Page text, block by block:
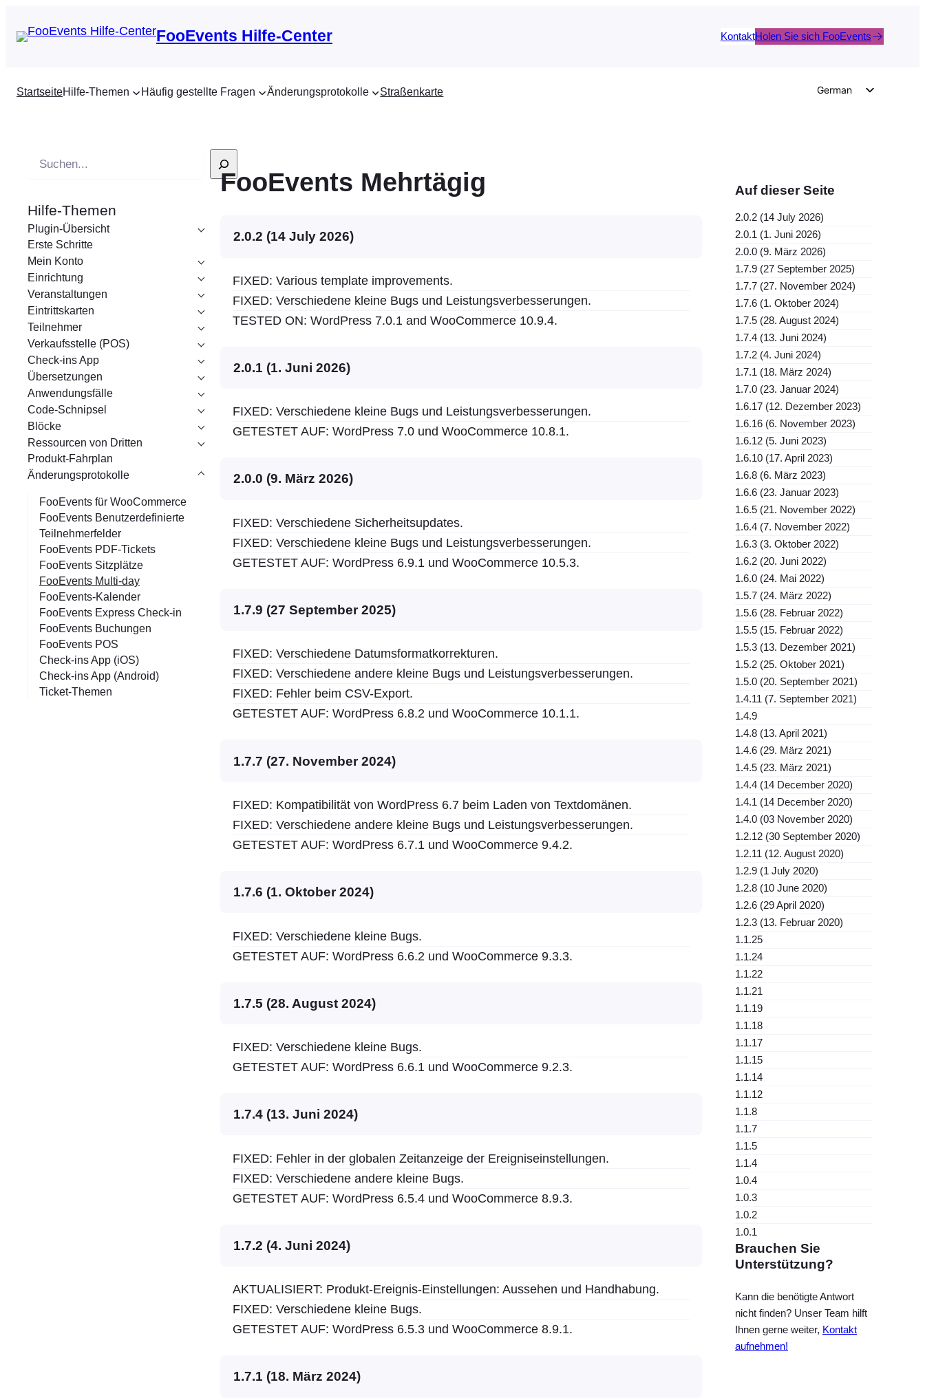
FooEvents Hilfe-Center KontaktHolen Sie sich FooEvents
StartseiteHilfe-Themen Häufig gestellte Fragen Änderungsprotokolle Straßenkarte
German
French
Polish
Czech
h
e
Hilfe-Themen
Plugin-Übersicht
Erste Schritte
Mein Konto
Einrichtung
Veranstaltungen
Eintrittskarten
Teilnehmer
Verkaufsstelle (POS)
Check-ins App
Übersetzungen
Anwendungsfälle
Code-Schnipsel
Blöcke
Ressourcen von Dritten
Produkt-Fahrplan
Änderungsprotokolle
FooEvents für WooCommerce
FooEvents Benutzerdefinierte
Teilnehmerfelder
FooEvents PDF-Tickets
FooEvents Sitzplätze
FooEvents Multi-day
FooEvents-Kalender
FooEvents Express Check-in
FooEvents Buchungen
FooEvents POS
Check-ins App (iOS)
Check-ins App (Android)
Ticket-Themen
FooEvents Mehrtägig
2.0.2 (14 July 2026)
FIXED: Various template improvements.
FIXED: Verschiedene kleine Bugs und Leistungsverbesserungen.
TESTED ON: WordPress 7.0.1 and WooCommerce 10.9.4.
2.0.1 (1. Juni 2026)
FIXED: Verschiedene kleine Bugs und Leistungsverbesserungen.
GETESTET AUF: WordPress 7.0 und WooCommerce 10.8.1.
2.0.0 (9. März 2026)
FIXED: Verschiedene Sicherheitsupdates.
FIXED: Verschiedene kleine Bugs und Leistungsverbesserungen.
GETESTET AUF: WordPress 6.9.1 und WooCommerce 10.5.3.
1.7.9 (27 September 2025)
FIXED: Verschiedene Datumsformatkorrekturen.
FIXED: Verschiedene andere kleine Bugs und Leistungsverbesserungen.
FIXED: Fehler beim CSV-Export.
GETESTET AUF: WordPress 6.8.2 und WooCommerce 10.1.1.
1.7.7 (27. November 2024)
FIXED: Kompatibilität von WordPress 6.7 beim Laden von Textdomänen.
FIXED: Verschiedene andere kleine Bugs und Leistungsverbesserungen.
GETESTET AUF: WordPress 6.7.1 und WooCommerce 9.4.2.
1.7.6 (1. Oktober 2024)
FIXED: Verschiedene kleine Bugs.
GETESTET AUF: WordPress 6.6.2 und WooCommerce 9.3.3.
1.7.5 (28. August 2024)
FIXED: Verschiedene kleine Bugs.
GETESTET AUF: WordPress 6.6.1 und WooCommerce 9.2.3.
1.7.4 (13. Juni 2024)
FIXED: Fehler in der globalen Zeitanzeige der Ereigniseinstellungen.
FIXED: Verschiedene andere kleine Bugs.
GETESTET AUF: WordPress 6.5.4 und WooCommerce 8.9.3.
1.7.2 (4. Juni 2024)
AKTUALISIERT: Produkt-Ereignis-Einstellungen: Aussehen und Handhabung.
FIXED: Verschiedene kleine Bugs.
GETESTET AUF: WordPress 6.5.3 und WooCommerce 8.9.1.
1.7.1 (18. März 2024)
Auf dieser Seite
2.0.2 (14 July 2026)
2.0.1 (1. Juni 2026)
2.0.0 (9. März 2026)
1.7.9 (27 September 2025)
1.7.7 (27. November 2024)
1.7.6 (1. Oktober 2024)
1.7.5 (28. August 2024)
1.7.4 (13. Juni 2024)
1.7.2 (4. Juni 2024)
1.7.1 (18. März 2024)
1.7.0 (23. Januar 2024)
1.6.17 (12. Dezember 2023)
1.6.16 (6. November 2023)
1.6.12 (5. Juni 2023)
1.6.10 (17. April 2023)
1.6.8 (6. März 2023)
1.6.6 (23. Januar 2023)
1.6.5 (21. November 2022)
1.6.4 (7. November 2022)
1.6.3 (3. Oktober 2022)
1.6.2 (20. Juni 2022)
1.6.0 (24. Mai 2022)
1.5.7 (24. März 2022)
1.5.6 (28. Februar 2022)
1.5.5 (15. Februar 2022)
1.5.3 (13. Dezember 2021)
1.5.2 (25. Oktober 2021)
1.5.0 (20. September 2021)
1.4.11 (7. September 2021)
1.4.9
1.4.8 (13. April 2021)
1.4.6 (29. März 2021)
1.4.5 (23. März 2021)
1.4.4 (14 December 2020)
1.4.1 (14 December 2020)
1.4.0 (03 November 2020)
1.2.12 (30 September 2020)
1.2.11 (12. August 2020)
1.2.9 (1 July 2020)
1.2.8 (10 June 2020)
1.2.6 (29 April 2020)
1.2.3 (13. Februar 2020)
1.1.25
1.1.24
1.1.22
1.1.21
1.1.19
1.1.18
1.1.17
1.1.15
1.1.14
1.1.12
1.1.8
1.1.7
1.1.5
1.1.4
1.0.4
1.0.3
1.0.2
1.0.1
Brauchen Sie
Unterstützung?
Kann die benötigte Antwort
nicht finden? Unser Team hilft
Ihnen gerne weiter, Kontakt
aufnehmen!